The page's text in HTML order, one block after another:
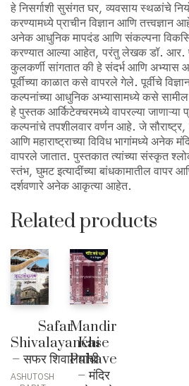
हे निसर्गाशी सुसंगत घर, व्यवसाय स्थळांचे
करण्यामध्ये प्राचीन विज्ञान आणि तत्त्वज्ञान
अनेक आधुनिक मापदंड आणि संकल्पना
करण्यात आल्या आहेत, परंतु लेखक डॉ. आर.
कुलकर्णी सांगतात की हे संदर्भ आणि अभ्यास
पूर्वीच्या काळात कसे वापरले गेले. पूर्वीचे
कल्पनांच्या आधुनिक अभ्यासामध्ये कसे
हे पुस्तक आर्किटेक्चरमध्ये वापरल्या जाणाऱ्या
कल्पनांचे तपशीलवार वर्णन आहे. जे सौराष्ट्र,
आणि महाराष्ट्राच्या विविध भागांमध्ये अनेक
वापरले जातात. पुस्तकात त्यांच्या संस्कृत
स्तंभ, घुमट इत्यादींच्या बांधकामातील वापर
दर्शवणारे अनेक आकृत्या आहेत.
Related products
Safar
Shivalayanchi
– सफर शिवालयांची
ASHUTOSH
Mandir
Kase
Pahave
– मंदिर